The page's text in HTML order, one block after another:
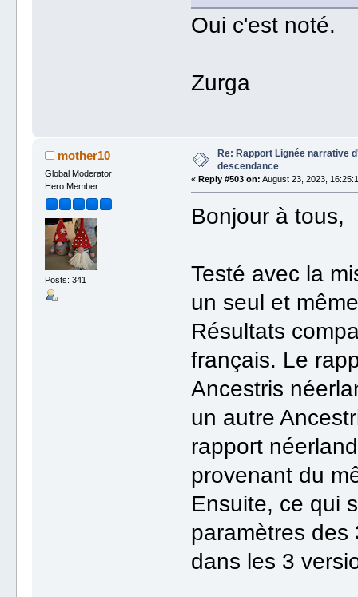
Oui c'est noté.
Zurga
mother10
Global Moderator
Hero Member
Posts: 341
Re: Rapport Lignée narrative
descendance
« Reply #503 on: August 23, 2023,
Bonjour à tous,
Testé avec la
un seul et
Résultats
français. Le
Ancestris
un autre
rapport
provenant du
Ensuite, ce qui
paramètres des
dans les 3